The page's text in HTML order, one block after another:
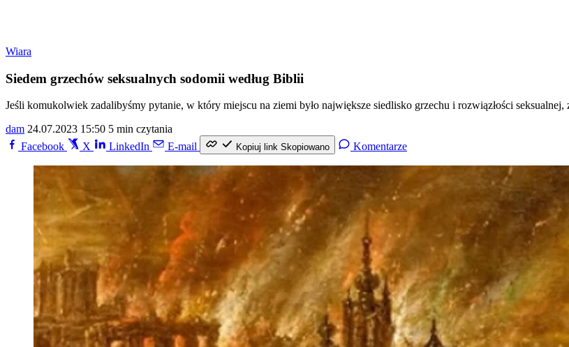
Wiara
Siedem grzechów seksualnych sodomii według Biblii
Jeśli komukolwiek zadalibyśmy pytanie, w który miejscu na ziemi było największe siedlisko grzechu i rozwiązłości
dam 24.07.2023 15:50 5 min czytania
Facebook
X LinkedIn E-mail Kopiuj link Skopiowano Komentarze